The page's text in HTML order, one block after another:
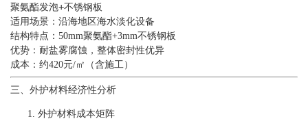
聚氨酯发泡+不锈钢板
适用场景：沿海地区海水淡化设备
结构特点：50mm聚氨酯+3mm不锈钢板
优势：耐盐雾腐蚀，整体密封性优异
成本：约420元/㎡（含施工）
三、外护材料经济性分析
外护材料成本矩阵